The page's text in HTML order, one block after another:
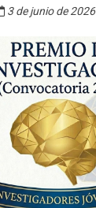
3 de junio de 2026